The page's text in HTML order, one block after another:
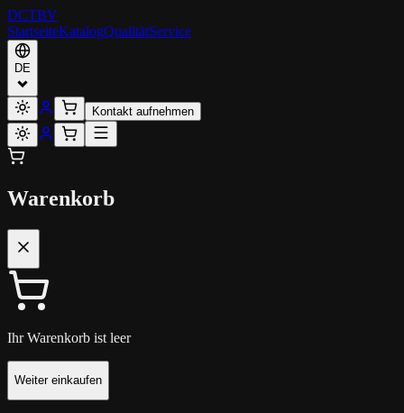
DCTBV
StartseiteKatalogQualitätService
DE
Kontakt aufnehmen
Warenkorb
Ihr Warenkorb ist leer
Weiter einkaufen